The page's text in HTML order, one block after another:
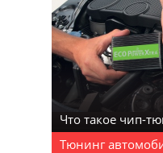
Что такое чип-
Тюнинг